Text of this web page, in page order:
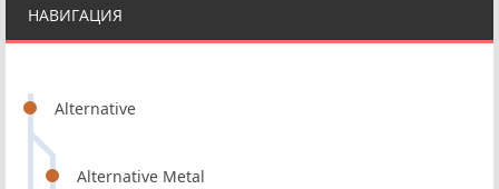
НАВИГАЦИЯ
Alternative
Alternative Metal